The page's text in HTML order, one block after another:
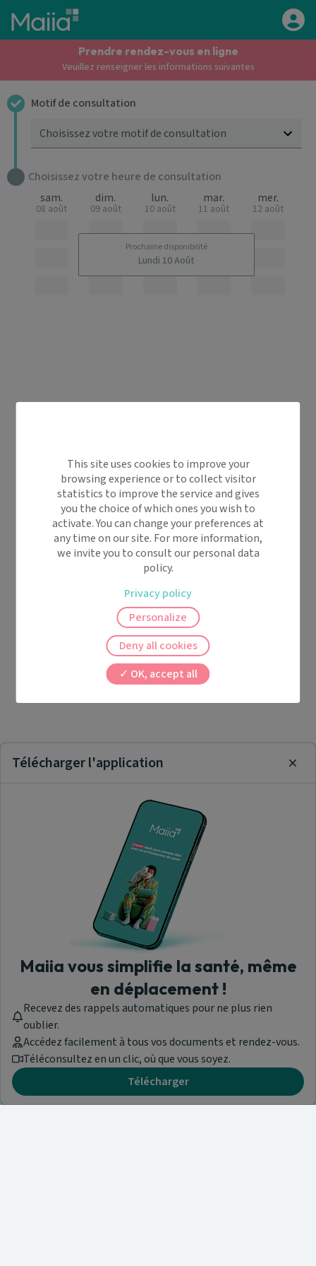
Aller au contenu principal
Prendre rendez-vous en ligne
Veuillez renseigner les informations suivantes
Motif de consultation
Choisissez votre motif de consultation
Choisissez votre heure de consultation
Prochaine disponibilité
Lundi 10 Août
sam.
08 août
dim.
09 août
lun.
10 août
mar.
11 août
mer.
12 août
Télécharger l'application
Maiia vous simplifie la santé, même
en déplacement !
Recevez des rappels automatiques pour ne plus rien
oublier.
Accédez facilement à tous vos documents et rendez-vous.
Téléconsultez en un clic, où que vous soyez.
Télécharger
This site uses cookies to improve your
browsing experience or to collect visitor
statistics to improve the service and gives
you the choice of which ones you wish to
activate. You can change your preferences at
any time on our site. For more information,
we invite you to consult our personal data
policy.
OK, accept all
Deny all cookies
Personalize
Privacy policy